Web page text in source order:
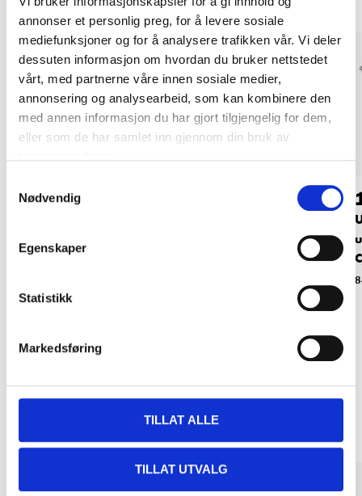
annonser et personlig preg, for å levere sosiale
mediefunksjoner og for å analysere trafikken vår. Vi deler
dessuten informasjon om hvordan du bruker nettstedet
vårt, med partnerne våre innen sosiale medier,
annonsering og analysearbeid, som kan kombinere den
med annen informasjon du har gjort tilgjengelig for dem,
eller som de har samlet inn gjennom din bruk av
Nødvendig
Egenskaper
Statistikk
Markedsføring
TILLAT ALLE
TILLAT UTVALG
7990
C, 12–24 V / 30 W
84-169
1 stk. USB C og 2 stk.
Relaterte produkter